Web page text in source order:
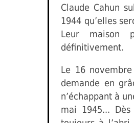
Claude Cahun
1944 qu’elles
Leur maison
définitivement.
Le 16
demande en
n’échappant à
mai 1945...